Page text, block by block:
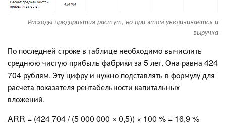
Расходы предприятия растут, но при этом увеличивается и
выручка
По последней строке в таблице необходимо вычислить
среднюю чистую прибыль фабрики за 5 лет. Она равна 424
704 рублям. Эту цифру и нужно подставлять в формулу для
расчета показателя рентабельности капитальных
вложений.
ARR = (424 704 / (5 000 000 × 0,5)) × 100 % = 16,9 %